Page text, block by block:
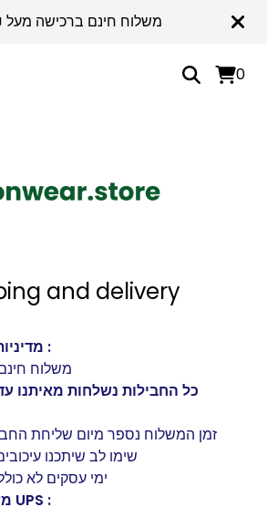
משלוח חינם ברכישה מעל 250₪
0
and delivery
מדיניות משלוחים והחזרות :
משלוח חינם
זמן המשלוח נספר מיום שליחת
שימו לב שיתכנו
ימי עסקים לא
משלוח לנקודת איסוף UPS :